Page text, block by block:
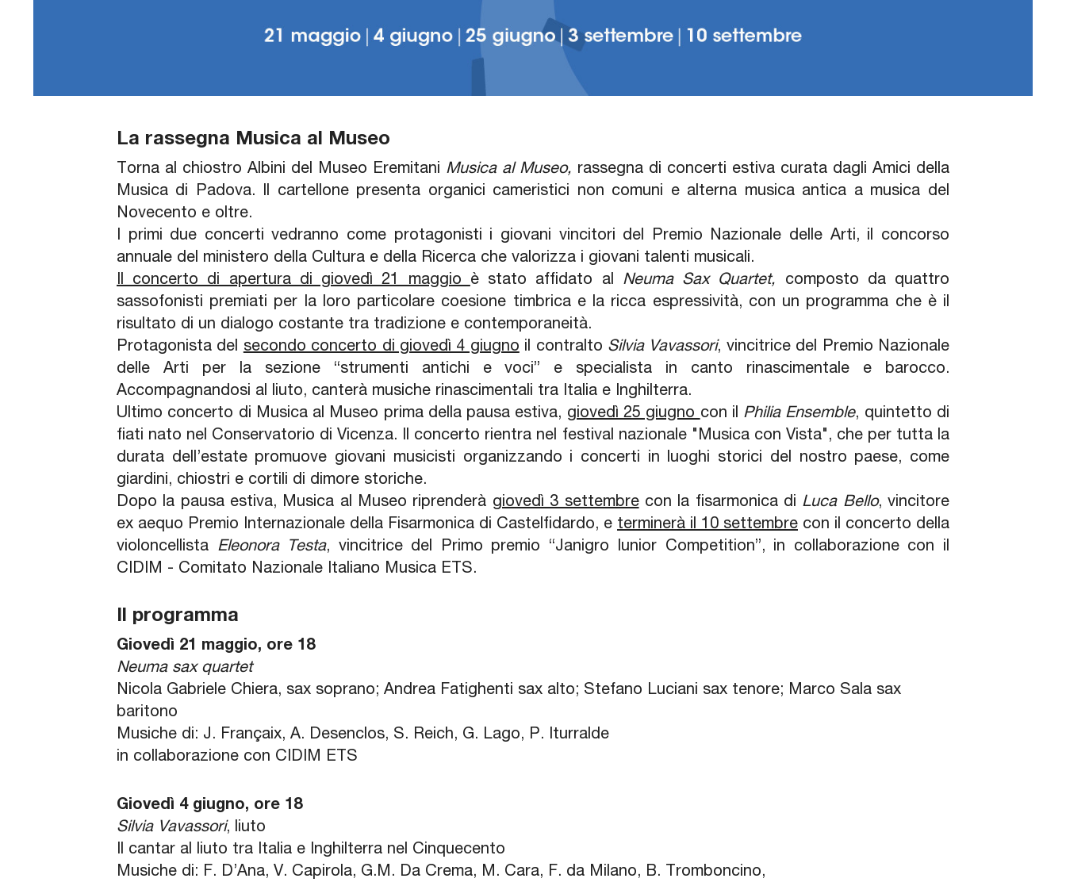
La rassegna Musica al Museo
Torna al chiostro Albini del Museo Eremitani Musica al Museo, rassegna di concerti estiva curata dagli Amici della
Musica di Padova. Il cartellone presenta organici cameristici non comuni e alterna musica antica a musica del
Novecento e oltre.
I primi due concerti vedranno come protagonisti i giovani vincitori del Premio Nazionale delle Arti, il concorso
annuale del ministero della Cultura e della Ricerca che valorizza i giovani talenti musicali.
Il concerto di apertura di giovedì 21 maggioè stato affidato al Neuma Sax Quartet, composto da quattro
sassofonisti premiati per la loro particolare coesione timbrica e la ricca espressività, con un programma che è il
risultato di un dialogo costante tra tradizione e contemporaneità.
Protagonista delsecondo concerto di giovedì 4 giugnoil contralto Silvia Vavassori, vincitrice del Premio Nazionale
delle Arti per la sezione “strumenti antichi e voci” e specialista in canto rinascimentale e barocco.
Accompagnandosi al liuto, canterà musiche rinascimentali tra Italia e Inghilterra.
Ultimo concerto di Musica al Museo prima della pausa estiva, giovedì 25 giugnocon il Philia Ensemble, quintetto di
fiati nato nel Conservatorio di Vicenza. Il concerto rientra nel festival nazionale "Musica con Vista", che per tutta la
durata dell’estate promuove giovani musicisti organizzando i concerti in luoghi storici del nostro paese, come
giardini, chiostri e cortili di dimore storiche.
Dopo la pausa estiva, Musica al Museo riprenderà giovedì 3 settembrecon la fisarmonica di Luca Bello, vincitore
ex aequo Premio Internazionale della Fisarmonica di Castelfidardo, e terminerà il 10 settembre con il concerto della
violoncellista Eleonora Testa, vincitrice del Primo premio “Janigro Iunior Competition”, in collaborazione con il
CIDIM - Comitato Nazionale Italiano Musica ETS.
Il programma
Giovedì 21 maggio, ore 18
Neuma sax quartet
Nicola Gabriele Chiera, sax soprano; Andrea Fatighenti sax alto; Stefano Luciani sax tenore; Marco Sala sax
baritono
Musiche di: J. Françaix, A. Desenclos, S. Reich, G. Lago, P. Iturralde
in collaborazione con CIDIM ETS
Giovedì 4 giugno, ore 18
Silvia Vavassori, liuto
Il cantar al liuto tra Italia e Inghilterra nel Cinquecento
Musiche di: F. D’Ana, V. Capirola, G.M. Da Crema, M. Cara, F. da Milano, B. Tromboncino,